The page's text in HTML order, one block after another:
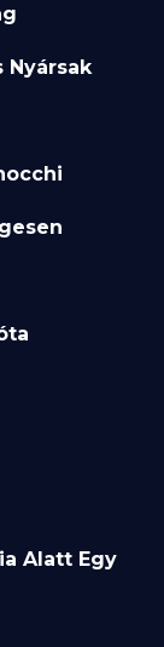
Nyársak
Alatt Egy